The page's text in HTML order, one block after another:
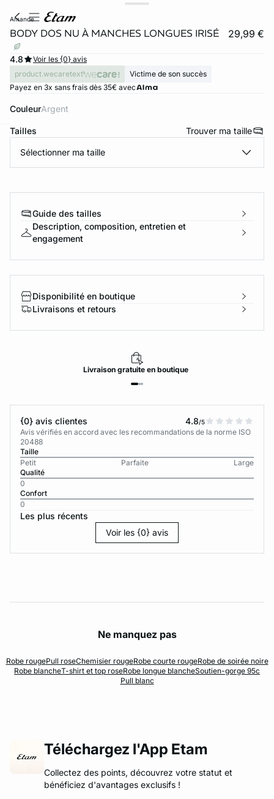
amande
BODY DOS NU À MANCHES LONGUES IRISÉ 29,99 €
4.8
Voir les {0} avis
product.wecaretext
Victime de son succès
Payez en 3x sans frais dès 35€ avec
Couleur argent
Tailles Trouver ma taille
Sélectionner ma taille
Guide des tailles
Description, composition, entretien et
engagement
Disponibilité en boutique
Livraisons et retours
Livraisongratuiteen boutique
{0} avis clientes 4.8/5
Avis vérifiés en accord avec les recommandations de la norme ISO
20488
Taille
Petit
Parfaite
Large
Qualité
0
Confort
0
Les plus récents
Voir les {0} avis
Ne manquez pas
Robe rougePull roseChemisier rougeRobe courte rougeRobe de soirée noire
Robe blancheT-shirt et top roseRobe longue blancheSoutien-gorge 95c
Pull blanc
Téléchargez l'App Etam
Collectez des points, découvrez votre statut et
bénéficiez d'avantages exclusifs !